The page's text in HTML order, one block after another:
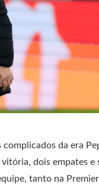
da era
dois empates
tanto na